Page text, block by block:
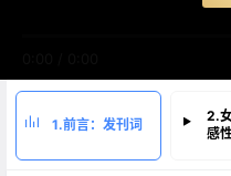
1.前言：发刊词
2.
感